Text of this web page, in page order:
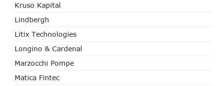
Kruso Kapital
Lindbergh
Litix Technologies
Longino & Cardenal
Marzocchi Pompe
Matica Fintec